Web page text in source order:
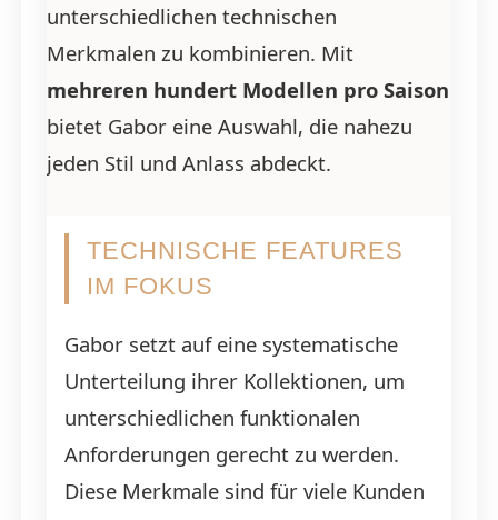
unterschiedlichen technischen
Merkmalen zu kombinieren. Mit
mehreren hundert Modellen pro Saison
bietet Gabor eine Auswahl, die nahezu
jeden Stil und Anlass abdeckt.
TECHNISCHE FEATURES
IM FOKUS
Gabor setzt auf eine systematische
Unterteilung ihrer Kollektionen, um
unterschiedlichen funktionalen
Anforderungen gerecht zu werden.
Diese Merkmale sind für viele Kunden